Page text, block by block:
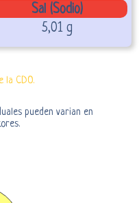
Sal (Sodio)
5,01 g
la CDO.
pueden varian en